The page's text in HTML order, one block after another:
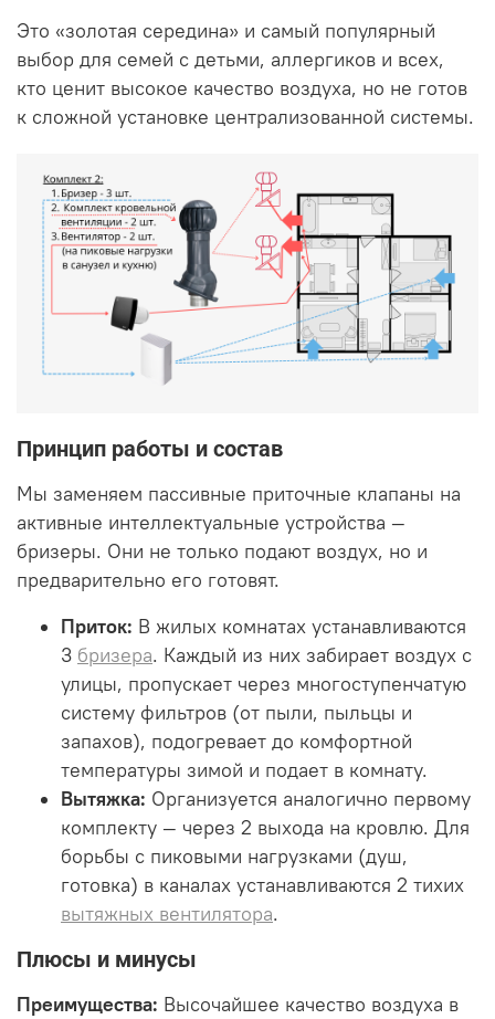
Это «золотая середина» и самый популярный
выбор для семей с детьми, аллергиков и всех,
кто ценит высокое качество воздуха, но не готов
к сложной установке централизованной системы.
Принцип работы и состав
Мы заменяем пассивные приточные клапаны на
активные интеллектуальные устройства —
бризеры. Они не только подают воздух, но и
предварительно его готовят.
Приток: В жилых комнатах устанавливаются
3 бризера. Каждый из них забирает воздух с
улицы, пропускает через многоступенчатую
систему фильтров (от пыли, пыльцы и
запахов), подогревает до комфортной
температуры зимой и подает в комнату.
Вытяжка: Организуется аналогично первому
комплекту — через 2 выхода на кровлю. Для
борьбы с пиковыми нагрузками (душ,
готовка) в каналах устанавливаются 2 тихих
вытяжных вентилятора.
Плюсы и минусы
Преимущества: Высочайшее качество воздуха в